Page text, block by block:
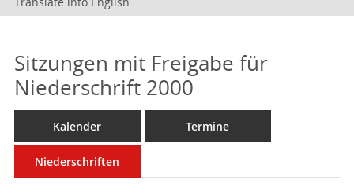
Sitzungen mit Freigabe für
Niederschrift 2000
Kalender Termine
Niederschriften